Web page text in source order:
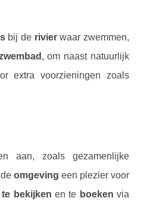
bij de rivierwaar zwemmen,
, om naast natuurlijk
extra voorzieningen zoals
aan, zoals gezamenlijke
omgeving een plezier voor
bekijken en te boeken via